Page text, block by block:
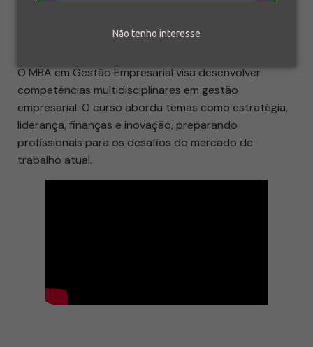
Não tenho interesse
O MBA em Gestão Empresarial visa desenvolver
competências multidisciplinares em gestão
empresarial. O curso aborda temas como estratégia,
liderança, finanças e inovação, preparando
profissionais para os desafios do mercado de
trabalho atual.